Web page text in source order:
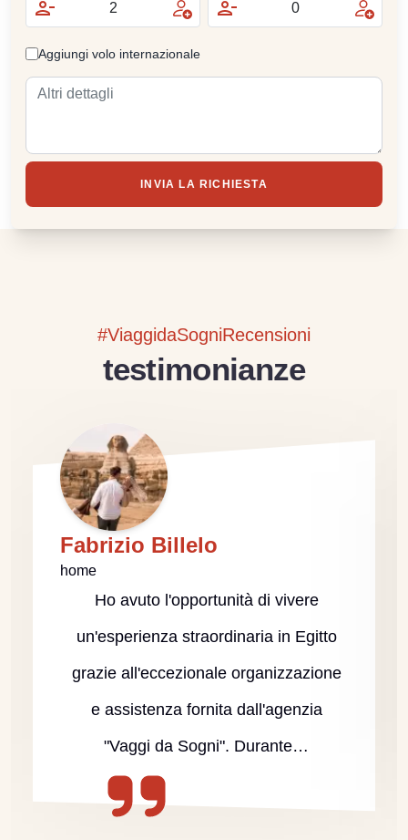
Aggiungi volo internazionale
INVIA LA RICHIESTA
#ViaggidaSogniRecensioni
testimonianze
Fabrizio Billelo
home
Ho avuto l'opportunità di vivere
un'esperienza straordinaria in Egitto
grazie all'eccezionale organizzazione
e assistenza fornita dall'agenzia
"Vaggi da Sogni". Durante…